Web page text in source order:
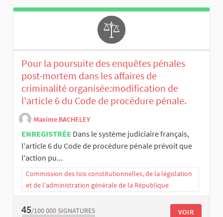
Pour la poursuite des enquêtes pénales
post-mortem dans les affaires de
criminalité organisée:modification de
l'article 6 du Code de procédure pénale.
Maxime BACHELEY
ENREGISTRÉE Dans le système judiciaire français,
l'article 6 du Code de procédure pénale prévoit que
l'action pu...
Commission des lois constitutionnelles, de la législation
et de l’administration générale de la République
45/100 000 SIGNATURES VOIR